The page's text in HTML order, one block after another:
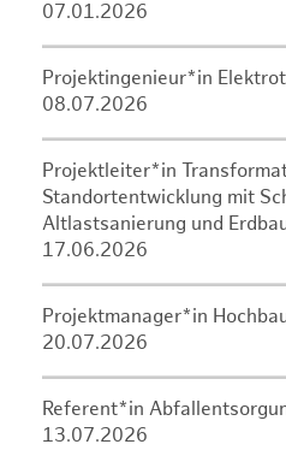
07.01.2026
Projektingenieur*in
08.07.2026
Projektleiter*in
Standortentwicklung mit
Altlastsanierung und
17.06.2026
Projektmanager*in
20.07.2026
Referent*in
13.07.2026